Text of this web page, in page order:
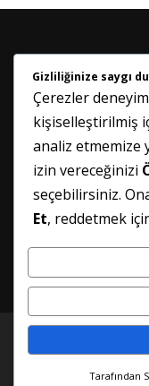
Telif hakkı © 2026
Gizliliğinize saygı
Çerezler
kişiselleştirilmiş
analiz etmemize
izin vereceğinizi
seçebilirsiniz.
Et, reddetmek
Tarafından